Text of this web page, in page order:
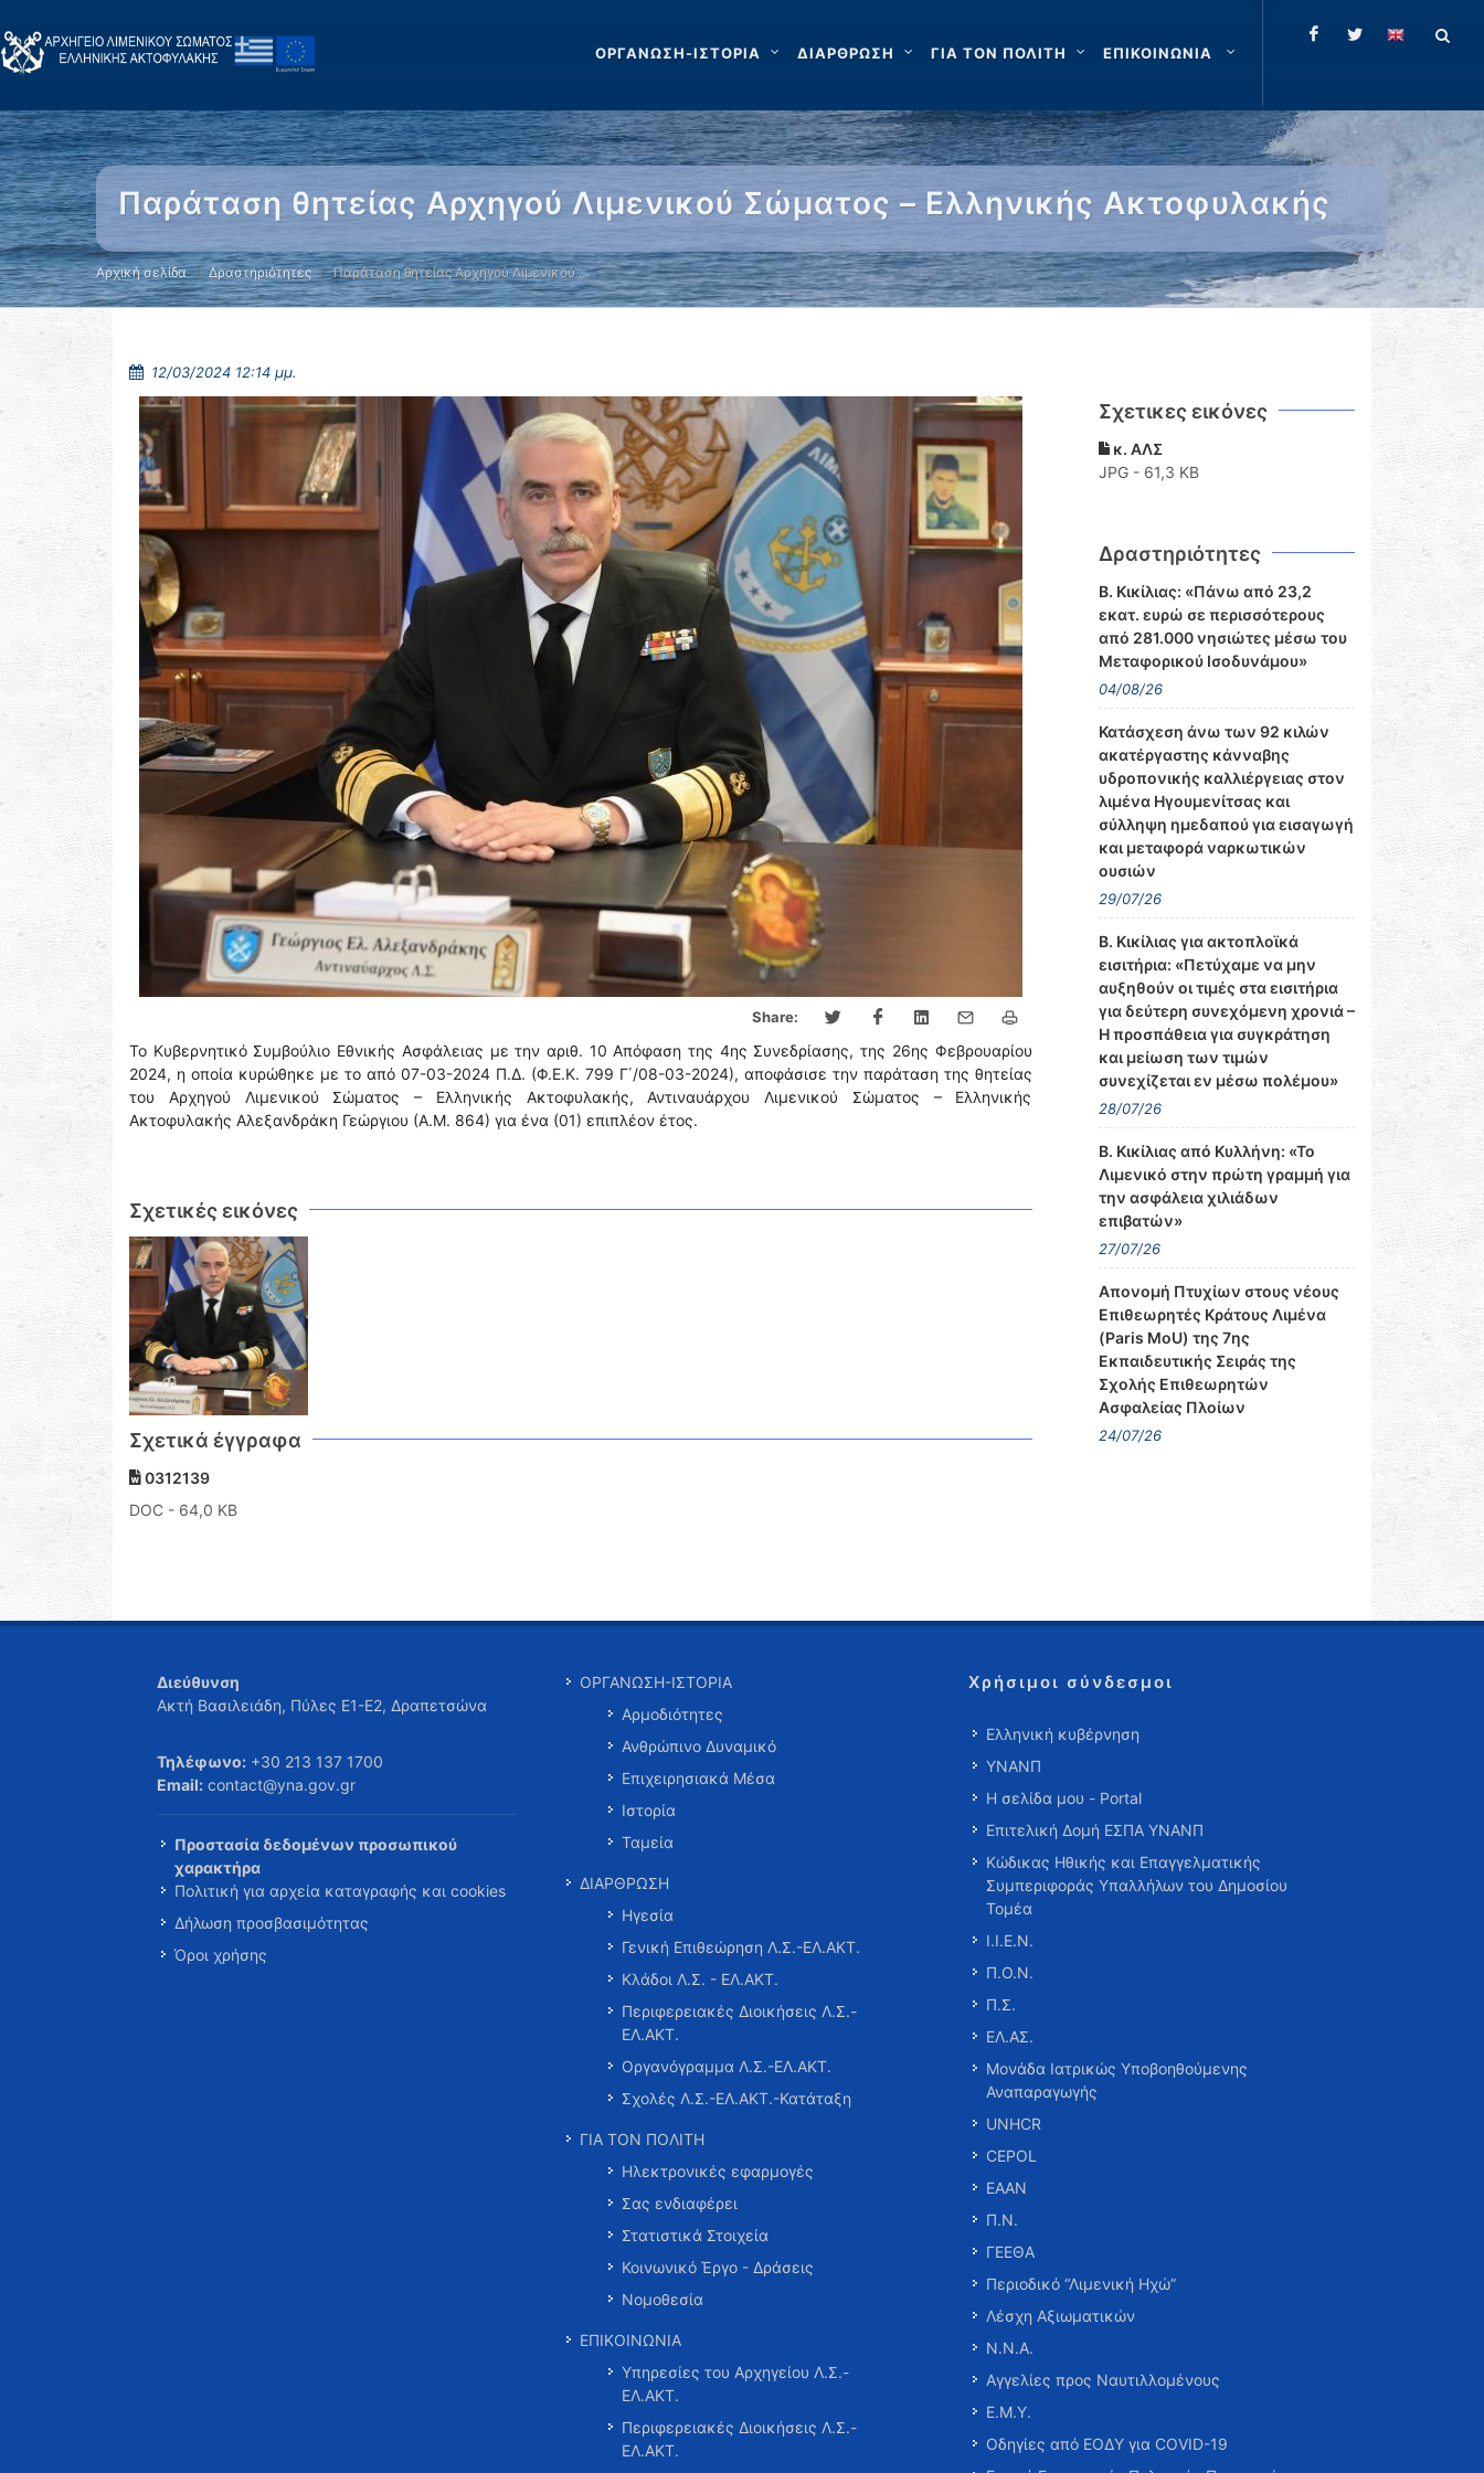
ΟΡΓΑΝΩΣΗ-ΙΣΤΟΡΙΑ ΔΙΑΡΘΡΩΣΗ ΓΙΑ ΤΟΝ ΠΟΛΙΤΗ ΕΠΙΚΟΙΝΩΝΙΑ
Παράταση θητείας Αρχηγού Λιμενικού Σώματος – Ελληνικής Ακτοφυλακής
Αρχική σελίδα Δραστηριότητες Παράταση θητείας Αρχηγού Λιμενικού …
12/03/2024 12:14 μμ.
Share:
Το Κυβερνητικό Συμβούλιο Εθνικής Ασφάλειας με την αριθ. 10 Απόφαση της 4ης Συνεδρίασης, της 26ης Φεβρουαρίου
2024, η οποία κυρώθηκε με το από 07-03-2024 Π.Δ. (Φ.Ε.Κ. 799 Γ΄/08-03-2024), αποφάσισε την παράταση της θητείας
του Αρχηγού Λιμενικού Σώματος – Ελληνικής Ακτοφυλακής, Αντιναυάρχου Λιμενικού Σώματος – Ελληνικής
Ακτοφυλακής Αλεξανδράκη Γεώργιου (Α.Μ. 864) για ένα (01) επιπλέον έτος.
Σχετικές εικόνες
Σχετικά έγγραφα
0312139
DOC - 64,0 KB
Σχετικες εικόνες
κ. ΑΛΣ
JPG - 61,3 KB
Δραστηριότητες
Β. Κικίλιας: «Πάνω από 23,2
εκατ. ευρώ σε περισσότερους
από 281.000 νησιώτες μέσω του
Μεταφορικού Ισοδυνάμου»
04/08/26
Κατάσχεση άνω των 92 κιλών
ακατέργαστης κάνναβης
υδροπονικής καλλιέργειας στον
λιμένα Ηγουμενίτσας και
σύλληψη ημεδαπού για εισαγωγή
και μεταφορά ναρκωτικών
ουσιών
29/07/26
Β. Κικίλιας για ακτοπλοϊκά
εισιτήρια: «Πετύχαμε να μην
αυξηθούν οι τιμές στα εισιτήρια
για δεύτερη συνεχόμενη χρονιά –
Η προσπάθεια για συγκράτηση
και μείωση των τιμών
συνεχίζεται εν μέσω πολέμου»
28/07/26
Β. Κικίλιας από Κυλλήνη: «Το
Λιμενικό στην πρώτη γραμμή για
την ασφάλεια χιλιάδων
επιβατών»
27/07/26
Απονομή Πτυχίων στους νέους
Επιθεωρητές Κράτους Λιμένα
(Paris MoU) της 7ης
Εκπαιδευτικής Σειράς της
Σχολής Επιθεωρητών
Ασφαλείας Πλοίων
24/07/26
Διεύθυνση
Ακτή Βασιλειάδη, Πύλες Ε1-Ε2, Δραπετσώνα
Τηλέφωνο: +30 213 137 1700
Email: contact@yna.gov.gr
Προστασία δεδομένων προσωπικού
χαρακτήρα
Πολιτική για αρχεία καταγραφής και cookies
Δήλωση προσβασιμότητας
Όροι χρήσης
ΟΡΓΑΝΩΣΗ-ΙΣΤΟΡΙΑ
Αρμοδιότητες
Ανθρώπινο Δυναμικό
Επιχειρησιακά Μέσα
Ιστορία
Ταμεία
ΔΙΑΡΘΡΩΣΗ
Ηγεσία
Γενική Επιθεώρηση Λ.Σ.-ΕΛ.ΑΚΤ.
Κλάδοι Λ.Σ. - ΕΛ.ΑΚΤ.
Περιφερειακές Διοικήσεις Λ.Σ.-
ΕΛ.ΑΚΤ.
Οργανόγραμμα Λ.Σ.-ΕΛ.ΑΚΤ.
Σχολές Λ.Σ.-ΕΛ.ΑΚΤ.-Κατάταξη
ΓΙΑ ΤΟΝ ΠΟΛΙΤΗ
Ηλεκτρονικές εφαρμογές
Σας ενδιαφέρει
Στατιστικά Στοιχεία
Κοινωνικό Έργο - Δράσεις
Νομοθεσία
ΕΠΙΚΟΙΝΩΝΙΑ
Υπηρεσίες του Αρχηγείου Λ.Σ.-
ΕΛ.ΑΚΤ.
Περιφερειακές Διοικήσεις Λ.Σ.-
ΕΛ.ΑΚΤ.
Χρήσιμοι σύνδεσμοι
Ελληνική κυβέρνηση
ΥΝΑΝΠ
Η σελίδα μου - Portal
Επιτελική Δομή ΕΣΠΑ ΥΝΑΝΠ
Κώδικας Ηθικής και Επαγγελματικής
Συμπεριφοράς Υπαλλήλων του Δημοσίου
Τομέα
Ι.Ι.Ε.Ν.
Π.Ο.Ν.
Π.Σ.
ΕΛ.ΑΣ.
Μονάδα Ιατρικώς Υποβοηθούμενης
Αναπαραγωγής
UNHCR
CEPOL
ΕΑΑΝ
Π.Ν.
ΓΕΕΘΑ
Περιοδικό “Λιμενική Ηχώ”
Λέσχη Αξιωματικών
Ν.Ν.Α.
Αγγελίες προς Ναυτιλλομένους
Ε.Μ.Υ.
Οδηγίες από ΕΟΔΥ για COVID-19